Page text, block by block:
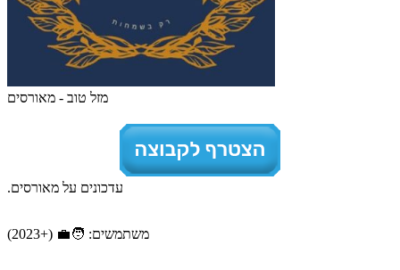
מזל טוב - מאורסים
עדכונים על מאורסים.
משתמשים: 🧑‍💼 (+2023)